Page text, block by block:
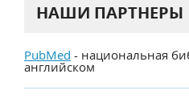
НАШИ ПАРТНЕРЫ
PubMed - национальная
английском